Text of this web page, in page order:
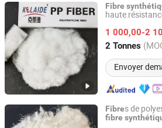
Fibre
haute
1 000,00-2
2 Tonnes
Envoyer
GUANGTONG CLYDE CHEMICAL
Hebei, China Depuis
Fibres de
fibre
Hebei Junye Fiber Co., Ltd.